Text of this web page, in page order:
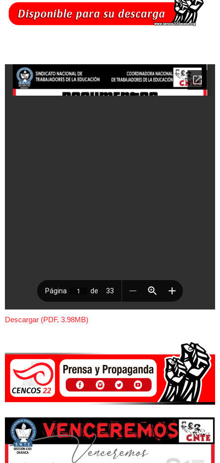
Descargar (PDF, 3.98MB)